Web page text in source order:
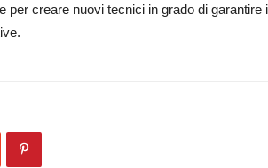
per creare nuovi tecnici in grado di